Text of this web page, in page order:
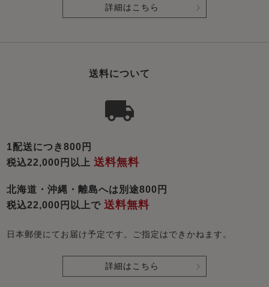
詳細はこちら
送料について
1配送につき800円
税込22,000円以上送料無料
北海道・沖縄・離島へは別途800円
税込22,000円以上で送料無料
日本郵便にてお届け予定です。ご指定はできかねます。
詳細はこちら